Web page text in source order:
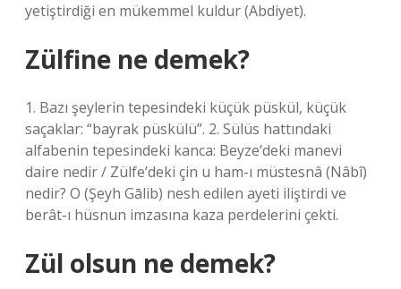
yetiştirdiği en mükemmel kuldur (Abdiyet).
Zülfine ne demek?
1. Bazı şeylerin tepesindeki küçük püskül, küçük
saçaklar: “bayrak püskülü”. 2. Sülüs hattındaki
alfabenin tepesindeki kanca: Beyze’deki manevi
daire nedir / Zülfe’deki çin u ham-ı müstesnâ (Nâbî)
nedir? O (Şeyh Gālib) nesh edilen ayeti iliştirdi ve
berât-ı hüsnun imzasına kaza perdelerini çekti.
Zül olsun ne demek?